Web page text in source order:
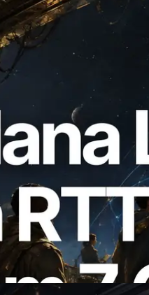
Leader Slot API
globalen
Information API